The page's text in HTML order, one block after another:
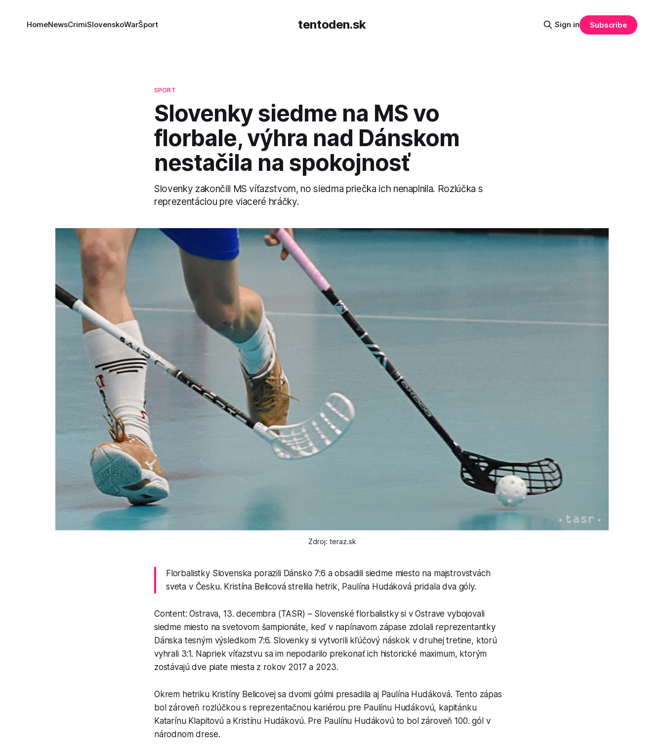
tentoden.sk
HomeNewsCrimiSlovenskoWarŠport Sign in Subscribe
SPORT
Slovenky siedme na MS vo
florbale, výhra nad Dánskom
nestačila na spokojnosť
Slovenky zakončili MS víťazstvom, no siedma priečka ich nenaplnila. Rozlúčka s
reprezentáciou pre viaceré hráčky.
Zdroj: teraz.sk
Florbalistky Slovenska porazili Dánsko 7:6 a obsadili siedme miesto na majstrovstvách
sveta v Česku. Kristína Belicová strelila hetrik, Paulína Hudáková pridala dva góly.
Content: Ostrava, 13. decembra (TASR) – Slovenské florbalistky si v Ostrave vybojovali
siedme miesto na svetovom šampionáte, keď v napínavom zápase zdolali reprezentantky
Dánska tesným výsledkom 7:6. Slovenky si vytvorili kľúčový náskok v druhej tretine, ktorú
vyhrali 3:1. Napriek víťazstvu sa im nepodarilo prekonať ich historické maximum, ktorým
zostávajú dve piate miesta z rokov 2017 a 2023.
Okrem hetriku Kristíny Belicovej sa dvomi gólmi presadila aj Paulína Hudáková. Tento zápas
bol zároveň rozlúčkou s reprezentačnou kariérou pre Paulínu Hudákovú, kapitánku
Katarínu Klapitovú a Kristínu Hudákovú. Pre Paulínu Hudákovú to bol zároveň 100. gól v
národnom drese.